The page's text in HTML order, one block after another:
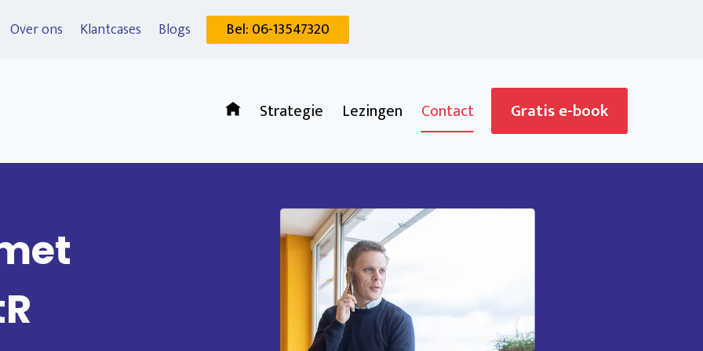
Over ons Klantcases Blogs Bel: 06-13547320
Strategie Lezingen Contact Gratis e-book